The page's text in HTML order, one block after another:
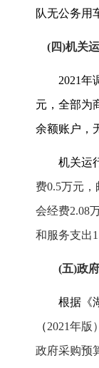
队无公务用
(四)机关
2021年
元，全部为
余额账户，
机关运
费0.5万元，
会经费2.08
和服务支出
(五)政
根据《
（2021年版
政府采购预